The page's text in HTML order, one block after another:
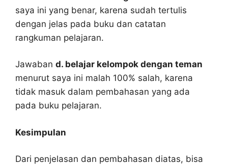
saya ini yang benar, karena sudah tertulis
dengan jelas pada buku dan catatan
rangkuman pelajaran.
Jawaban d. belajar kelompok dengan teman
menurut saya ini malah 100% salah, karena
tidak masuk dalam pembahasan yang ada
pada buku pelajaran.
Kesimpulan
Dari penjelasan dan pembahasan diatas, bisa